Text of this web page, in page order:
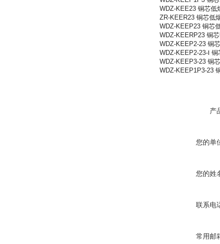
WDZ-KEE23 铜芯低
ZR-KEER23 铜芯低
WDZ-KEEP23 铜芯
WDZ-KEERP23 铜
WDZ-KEEP2-23 铜
WDZ-KEEP2-23-Ⅰ
WDZ-KEEP3-23 铜
WDZ-KEEP1P3-23
产
您的单
您的姓
联系电
常用邮